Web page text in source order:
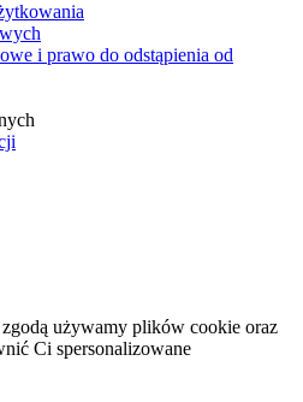
i prawo do odstąpienia od
używamy plików cookie oraz
Ci spersonalizowane